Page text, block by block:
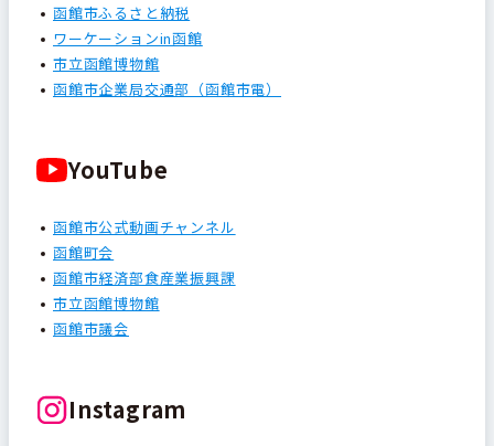
函館市ふるさと納税
ワーケーションin函館
市立函館博物館
函館市企業局交通部（函館市電）
YouTube
函館市公式動画チャンネル
函館町会
函館市経済部食産業振興課
市立函館博物館
函館市議会
Instagram